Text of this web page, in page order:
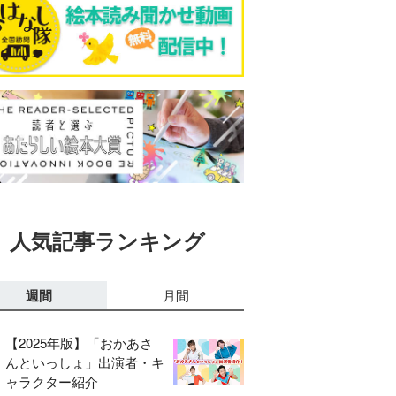
人気記事ランキング
週間 月間
【2025年版】「おかあさ
んといっしょ」出演者・キ
ャラクター紹介